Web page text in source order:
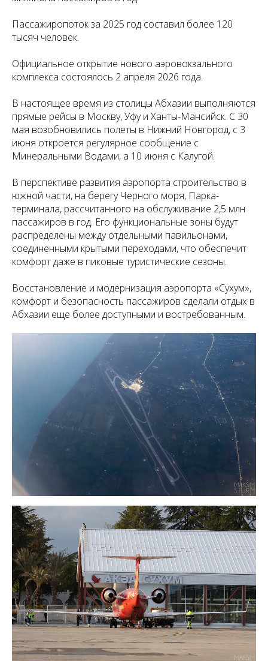
Пассажиропоток за 2025 год составил более 120
тысяч человек.
Официальное открытие нового аэровокзального
комплекса состоялось 2 апреля 2026 года.
В настоящее время из столицы Абхазии выполняются
прямые рейсы в Москву, Уфу и Ханты-Мансийск. С 30
мая возобновились полеты в Нижний Новгород, с 3
июня откроется регулярное сообщение с
Минеральными Водами, а 10 июня с Калугой.
В перспективе развития аэропорта строительство в
южной части, на берегу Черного моря, Парка-
терминала, рассчитанного на обслуживание 2,5 млн
пассажиров в год. Его функциональные зоны будут
распределены между отдельными павильонами,
соединенными крытыми переходами, что обеспечит
комфорт даже в пиковые туристические сезоны.
Восстановление и модернизация аэропорта «Сухум»,
комфорт и безопасность пассажиров сделали отдых в
Абхазии еще более доступными и востребованным.